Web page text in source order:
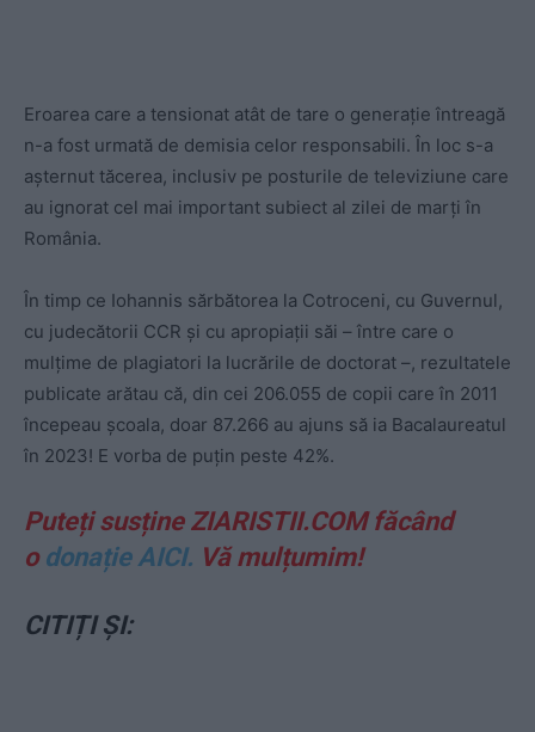
Eroarea care a tensionat atât de tare o generație întreagă
n-a fost urmată de demisia celor responsabili. În loc s-a
așternut tăcerea, inclusiv pe posturile de televiziune care
au ignorat cel mai important subiect al zilei de marți în
România.
În timp ce Iohannis sărbătorea la Cotroceni, cu Guvernul,
cu judecătorii CCR și cu apropiații săi – între care o
mulțime de plagiatori la lucrările de doctorat –, rezultatele
publicate arătau că, din cei 206.055 de copii care în 2011
începeau școala, doar 87.266 au ajuns să ia Bacalaureatul
în 2023! E vorba de puțin peste 42%.
Puteți susține ZIARISTII.COM făcând
o donație AICI. Vă mulțumim!
CITIȚI ȘI: